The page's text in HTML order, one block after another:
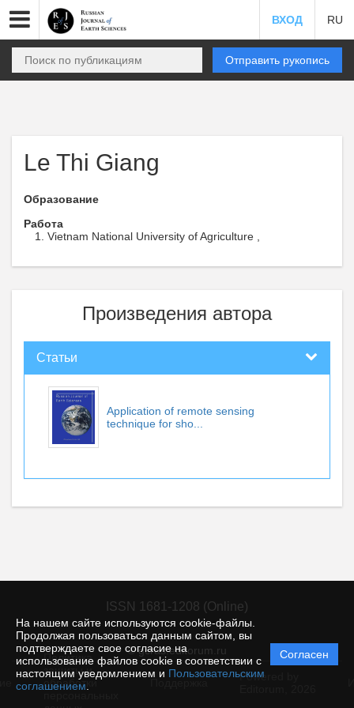
На нашем сайте используются cookie-файлы.
Продолжая пользоваться данным сайтом, вы
подтверждаете свое согласие на
использование файлов cookie в соответствии с
настоящим уведомлением и Пользовательским
соглашением
Согласен
ВХОД RU
Отправить рукопись
Le Thi Giang
Образование
Работа
Vietnam National University of Agriculture ,
Произведения автора
Статьи
Application of remote sensing
technique for sho...
ISSN 1681-1208 (Online)
© gcras.editorum.ru
Политика
защиты и
обработки
Powered by